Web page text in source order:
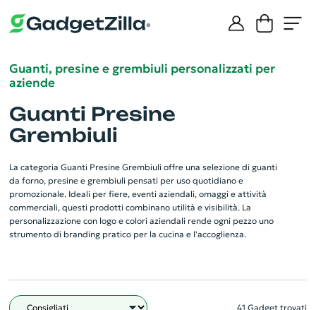
Guanti, presine e grembiuli personalizzati per
aziende
Guanti Presine
Grembiuli
La categoria Guanti Presine Grembiuli offre una selezione di guanti
da forno, presine e grembiuli pensati per uso quotidiano e
promozionale. Ideali per fiere, eventi aziendali, omaggi e attività
commerciali, questi prodotti combinano utilità e visibilità. La
personalizzazione con logo e colori aziendali rende ogni pezzo uno
strumento di branding pratico per la cucina e l'accoglienza.
41 Gadget trovati